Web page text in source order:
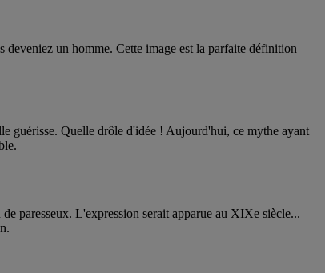
un homme. Cette image est la parfaite définition
guérisse. Quelle drôle d'idée ! Aujourd'hui, ce mythe ayant
paresseux. L'expression serait apparue au XIXe siècle...